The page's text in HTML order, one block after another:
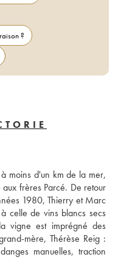
?
moins d'un km de la mer,
aux frères Parcé. De retour
1980, Thierry et Marc
celle de vins blancs secs
vigne est imprégné des
mère, Thérèse Reig :
manuelles, traction